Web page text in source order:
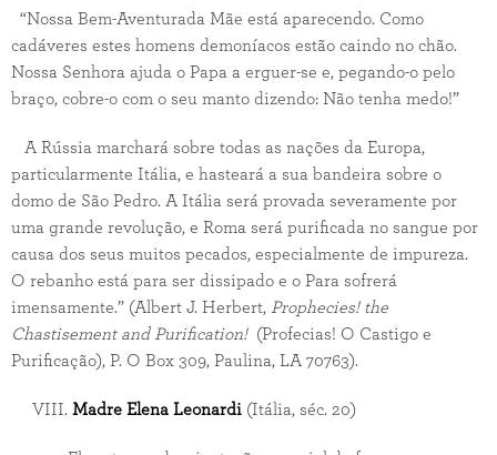
“Nossa Bem-Aventurada Mãe está aparecendo. Como
cadáveres estes homens demoníacos estão caindo no chão.
Nossa Senhora ajuda o Papa a erguer-se e, pegando-o pelo
braço, cobre-o com o seu manto dizendo: Não tenha medo!”
A Rússia marchará sobre todas as nações da Europa,
particularmente Itália, e hasteará a sua bandeira sobre o
domo de São Pedro. A Itália será provada severamente por
uma grande revolução, e Roma será purificada no sangue por
causa dos seus muitos pecados, especialmente de impureza.
O rebanho está para ser dissipado e o Para sofrerá
imensamente.” (Albert J. Herbert, Prophecies! the
Chastisement and Purification!(Profecias! O Castigo e
Purificação), P. O Box 309, Paulina, LA 70763).
VIII. Madre Elena Leonardi(Itália, séc. 20)